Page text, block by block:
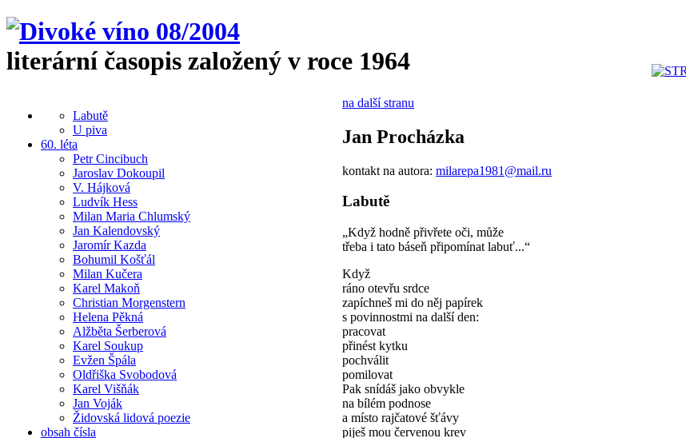
literární časopis založený v roce 1964
Labutě
U piva
60. léta
Petr Cincibuch
Jaroslav Dokoupil
V. Hájková
Ludvík Hess
Milan Maria Chlumský
Jan Kalendovský
Jaromír Kazda
Bohumil Košťál
Milan Kučera
Karel Makoň
Christian Morgenstern
Helena Pěkná
Alžběta Šerberová
Karel Soukup
Evžen Špála
Oldřiška Svobodová
Karel Višňák
Jan Voják
Židovská lidová poezie
obsah čísla
na další stranu
Jan Procházka
kontakt na autora: milarepa1981@mail.ru
Labutě
„Když hodně přivřete oči, může
třeba i tato báseň připomínat labuť...“
Když
ráno otevřu srdce
zapíchneš mi do něj papírek
s povinnostmi na další den:
pracovat
přinést kytku
pochválit
pomilovat
Pak snídáš jako obvykle
na bílém podnose
a místo rajčatové šťávy
piješ mou červenou krev